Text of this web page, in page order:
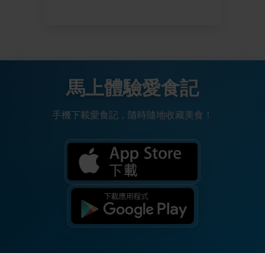
馬上體驗愛食記
手機下載愛食記，隨時隨地收藏美食！